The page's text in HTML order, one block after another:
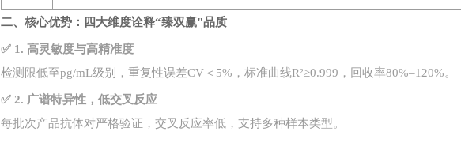
二、核心优势：四大维度诠释“臻双赢"品质
✅ 1. 高灵敏度与高精准度
检测限低至pg/mL级别，重复性误差CV＜5%，标准曲线R²≥0.999，回收率80%–120%。
✅ 2. 广谱特异性，低交叉反应
每批次产品抗体对严格验证，交叉反应率低，支持多种样本类型。